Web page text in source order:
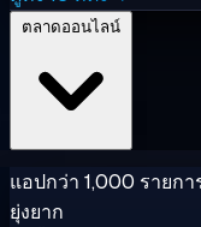
แอปกว่า 1,000 รายก
ยุ่งยาก